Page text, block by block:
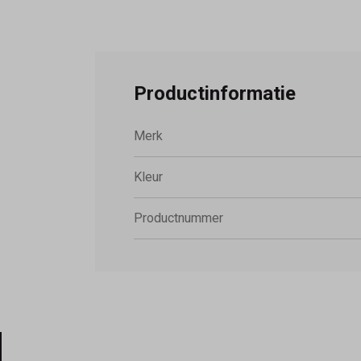
Productinformatie
Merk
Kleur
Productnummer